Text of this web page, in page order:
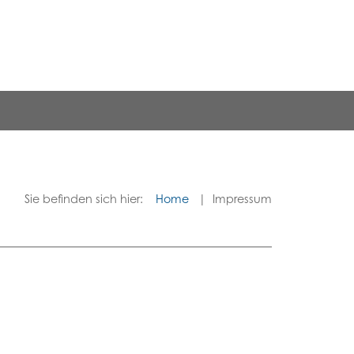
Sie befinden sich hier: Home Impressum